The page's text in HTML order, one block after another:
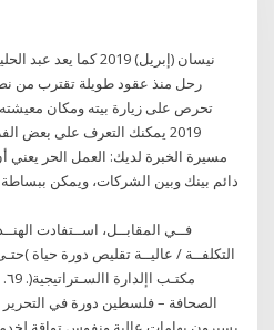
رحل منذ عقود طويلة تقترب من
2019 يمكنك التعرف على بعض
مسيرة الخبرة لديك: العمل الحر
دائم بينك وبين الشركات، ويمكن
فــي المقابــل، اســتفادت
التكلفــة / عاليــة تقليص دورة حياة